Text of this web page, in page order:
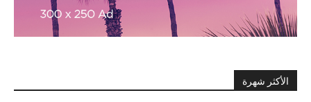
الأكثر شهرة